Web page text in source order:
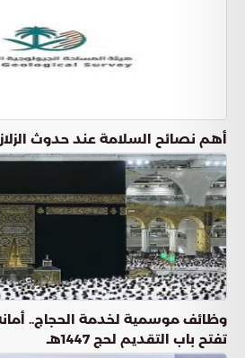
أهم نصائح السلامة عند حدوث
وظائف موسمية لخدمة الحجاج..
تفتح باب التقديم لحج 1447هـ